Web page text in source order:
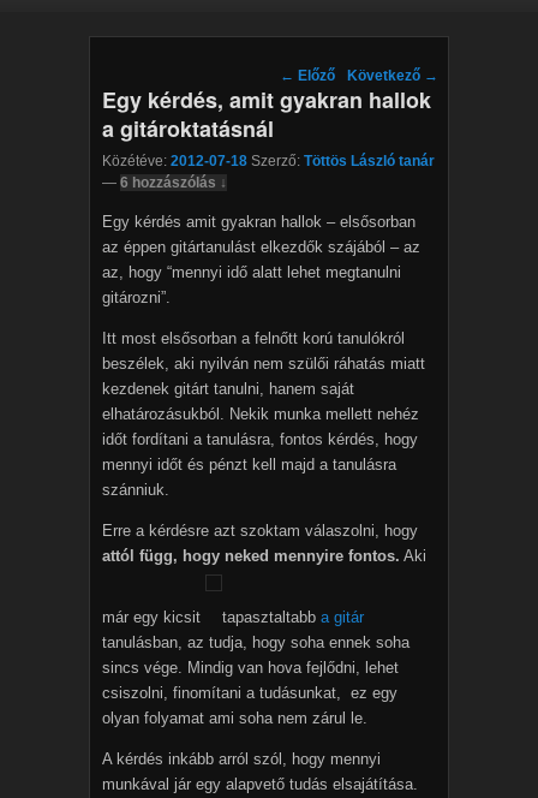
Post navigation
← Előző Következő →
Egy kérdés, amit gyakran hallok
a gitároktatásnál
Közétéve: 2012-07-18 Szerző: Töttös László tanár
— 6 hozzászólás ↓
Egy kérdés amit gyakran hallok – elsősorban
az éppen gitártanulást elkezdők szájából – az
az, hogy “mennyi idő alatt lehet megtanulni
gitározni”.
Itt most elsősorban a felnőtt korú tanulókról
beszélek, aki nyilván nem szülői ráhatás miatt
kezdenek gitárt tanulni, hanem saját
elhatározásukból. Nekik munka mellett nehéz
időt fordítani a tanulásra, fontos kérdés, hogy
mennyi időt és pénzt kell majd a tanulásra
szánniuk.
Erre a kérdésre azt szoktam válaszolni, hogy
attól függ, hogy neked mennyire fontos. Aki
már egy kicsit tapasztaltabb a gitár
tanulásban, az tudja, hogy soha ennek soha
sincs vége. Mindig van hova fejlődni, lehet
csiszolni, finomítani a tudásunkat, ez egy
olyan folyamat ami soha nem zárul le.
A kérdés inkább arról szól, hogy mennyi
munkával jár egy alapvető tudás elsajátítása.